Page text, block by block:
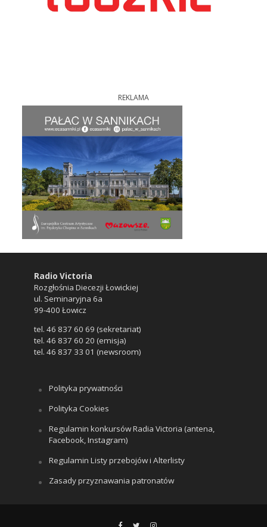
REKLAMA
Radio Victoria
Rozgłośnia Diecezji Łowickiej
ul. Seminaryjna 6a
99-400 Łowicz
tel. 46 837 60 69 (sekretariat)
tel. 46 837 60 20 (emisja)
tel. 46 837 33 01 (newsroom)
Polityka prywatności
Polityka Cookies
Regulamin konkursów Radia Victoria (antena,
Facebook, Instagram)
Regulamin Listy przebojów i Alterlisty
Zasady przyznawania patronatów